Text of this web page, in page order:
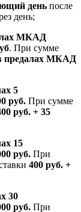
день после
день;
МКАД
. При сумме
предалах МКАД
5
руб. При сумме
руб. + 35
15
руб. При
400 руб. +
30
руб. При